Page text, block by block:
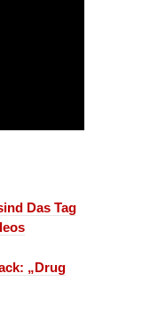
Das Tag
„Drug